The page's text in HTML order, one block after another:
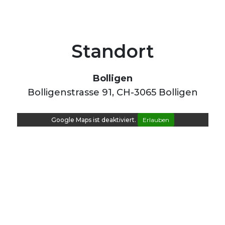
Standort
Bolligen
Bolligenstrasse 91, CH-3065 Bolligen
Google Maps ist deaktiviert. Erlauben